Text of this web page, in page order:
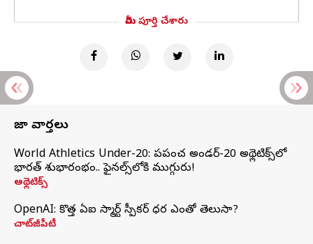
మీరు పూర్తి చేశారు
తాజా వార్తలు
World Athletics Under-20: ప్రపంచ అండర్-20 అథ్లెటిక్స్‌లో
భారత్‌ శుభారంభం.. ఫైనల్స్‌లోకి ముగ్గురు!
అథ్లెటిక్స్
OpenAI: కొత్త ఏఐ స్మార్ట్ స్పీకర్ ధర ఎంతో తెలుసా?
చాట్‌జీపీటీ